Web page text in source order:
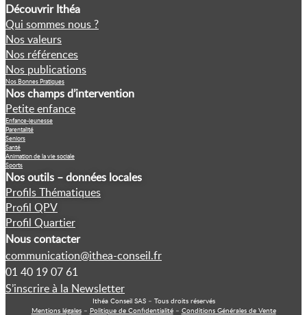
Découvrir Ithéa
Qui sommes nous ?
Nos valeurs
Nos références
Nos publications
Nos Bonnes Pratiques
Nos champs d’intervention
Petite enfance
Enfance-jeunesse
Parentalité
Seniors
Santé
Animation de la vie sociale
Sports
Nos outils – données locales
Profils Thématiques
Profil QPV
Profil Quartier
Nous contacter
communication@ithea-conseil.fr
01 40 19 07 61
S’inscrire à la Newsletter
Ithéa Conseil SAS – Tous droits réservés
Mentions légales– Politique de Confidentialité– Conditions Générales de Vente